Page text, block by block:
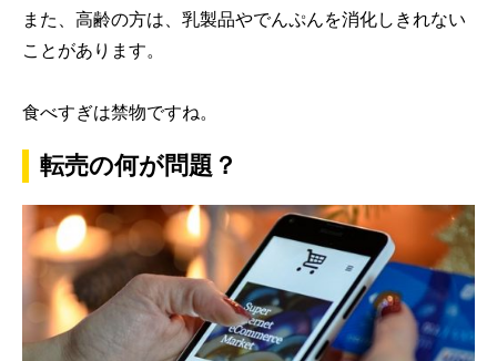
また、高齢の方は、乳製品やでんぷんを消化しきれない
ことがあります。
食べすぎは禁物ですね。
転売の何が問題？